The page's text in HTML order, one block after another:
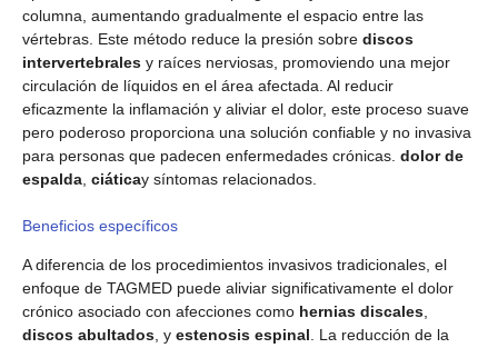
columna, aumentando gradualmente el espacio entre las
vértebras. Este método reduce la presión sobre discos
intervertebrales y raíces nerviosas, promoviendo una mejor
circulación de líquidos en el área afectada. Al reducir
eficazmente la inflamación y aliviar el dolor, este proceso suave
pero poderoso proporciona una solución confiable y no invasiva
para personas que padecen enfermedades crónicas. dolor de
espalda ciáticay síntomas relacionados.
Beneficios específicos
A diferencia de los procedimientos invasivos tradicionales, el
enfoque de TAGMED puede aliviar significativamente el dolor
crónico asociado con afecciones como hernias discales,
discos abultados, y estenosis espinal. La reducción de la